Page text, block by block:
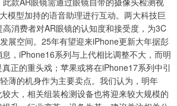
模型加持的语音助理进行互动。两大科技巨
消费者对AR眼镜的认知度和接受度，为3C
展空间。25年有望迎来iPhone更新大年据彭
，iPhone16系列与上代相比调整不大，而明
正的重头戏；苹果或将在iPhone17系列中引
薄的机身作为主要卖点。我们认为，明年
大，相关组装检测设备也将迎来较大规模的